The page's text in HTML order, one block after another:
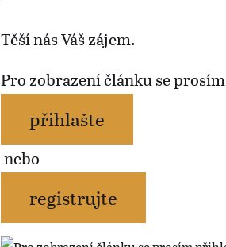
Těší nás Váš zájem.
Pro zobrazení článku se prosím
přihlašte
nebo
registrujte